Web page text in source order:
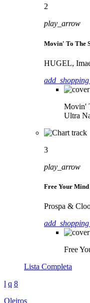
2
play_arrow
Movin' To The
HUGEL,
Movin'
Ultra
3
play_arrow
Free Your Mind
Prospa &
Free
Lista Completa
Oleiros